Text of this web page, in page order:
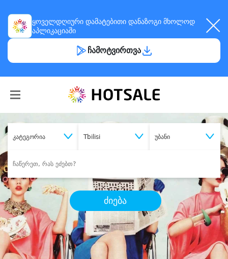
ყოველდღიური დამატებითი დანაზოგი მხოლოდ
აპლიკაციაში
ჩამოტვირთვა
კატეგორია Tbilisi უბანი
ძიება
შეიძინესასურველი მომსახურება
დიდი დანაზოგით